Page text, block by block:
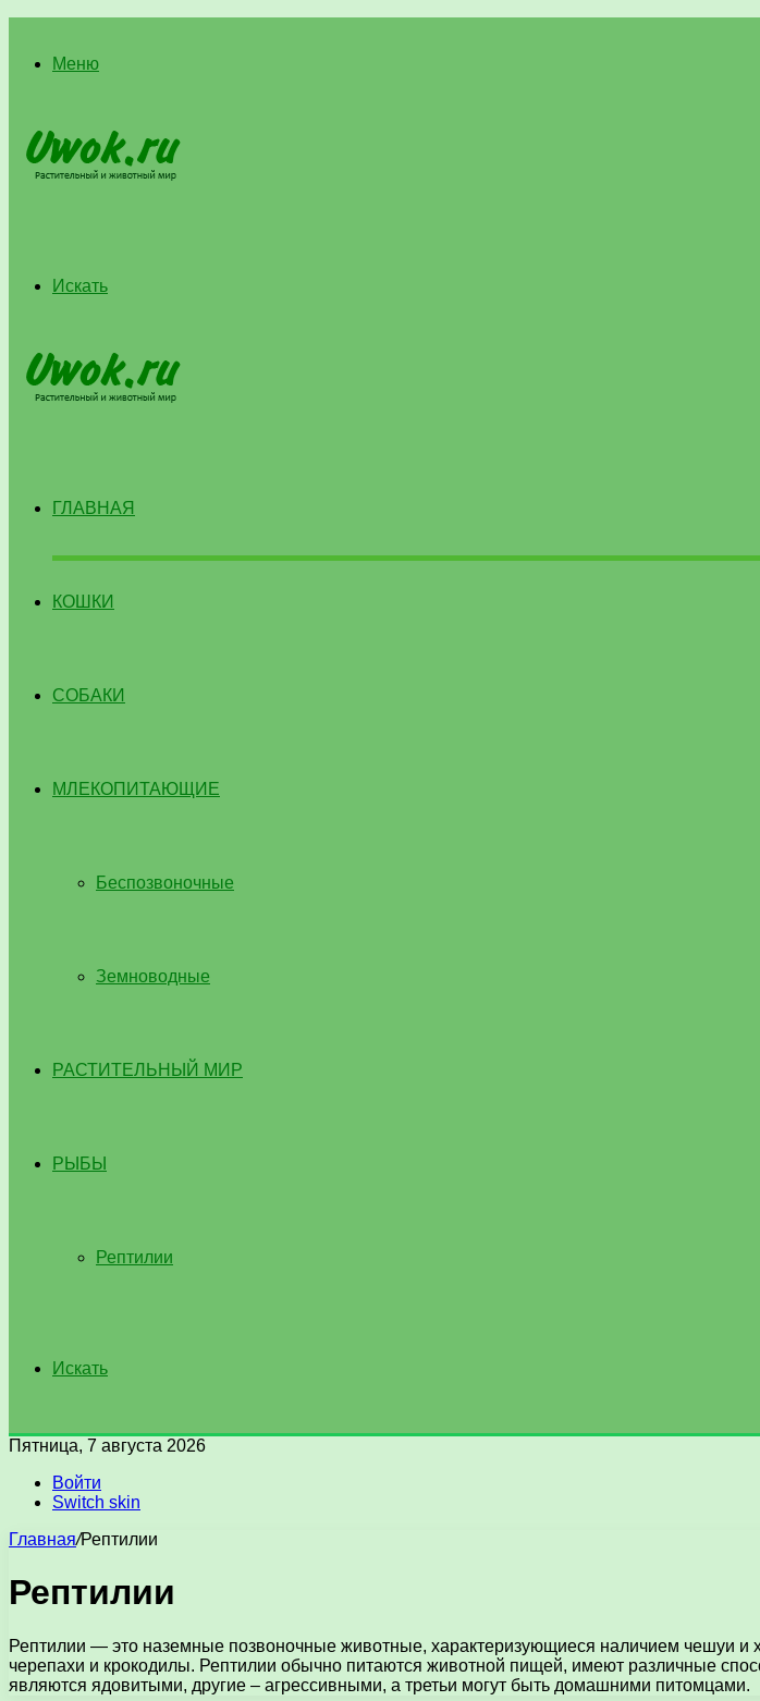
Меню
Искать
ГЛАВНАЯ
КОШКИ
СОБАКИ
МЛЕКОПИТАЮЩИЕ
Беспозвоночные
Земноводные
РАСТИТЕЛЬНЫЙ МИР
РЫБЫ
Рептилии
Искать
Пятница, 7 августа 2026
Войти
Switch skin
Главная/Рептилии
Рептилии
Рептилии — это наземные позвоночные животные, характеризующиеся наличием чешуи
черепахи и крокодилы. Рептилии обычно питаются животной пищей, имеют различные
являются ядовитыми, другие – агрессивными, а третьи могут быть домашними питомцами.